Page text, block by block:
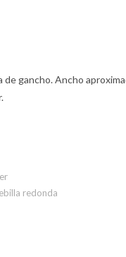
gancho. Ancho
redonda